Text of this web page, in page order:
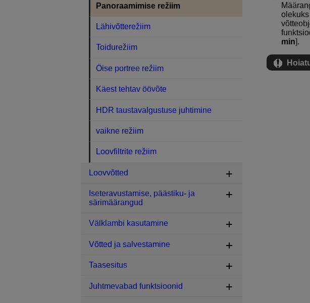
olekuks
min].
Panoraamimise režiim
Lähivõtterežiim
Toidurežiim
Öise portree režiim
Käest tehtav öövõte
HDR taustavalgustuse juhtimine
vaikne režiim
Loovfiltrite režiim
Loovvõtted
Iseteravustamise, päästiku- ja
särimäärangud
Välklambi kasutamine
Võtted ja salvestamine
Taasesitus
Juhtmevabad funktsioonid